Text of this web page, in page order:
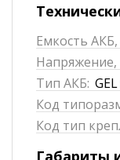
Емкость АКБ,
Напряжение,
Тип АКБ:
Код
Код тип
Габариты